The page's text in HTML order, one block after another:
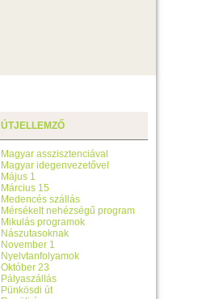
ÚTJELLEMZŐ
Magyar asszisztenciával
Magyar idegenvezetővel
Május 1
Március 15
Medencés szállás
Mérsékelt nehézségű program
Mikulás programok
Nászutasoknak
November 1
Nyelvtanfolyamok
Október 23
Pályaszállás
Pünkösdi út